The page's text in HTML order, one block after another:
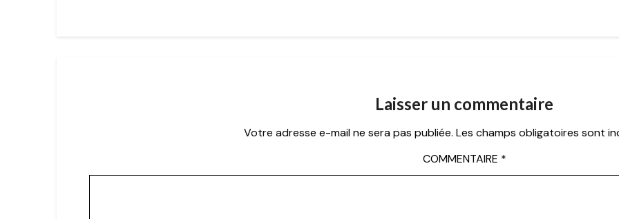
Laisser un commentaire
Votre adresse e-mail ne sera pas publiée. Les champs obligatoires sont
COMMENTAIRE *